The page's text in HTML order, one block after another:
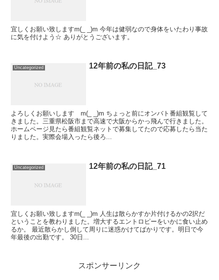
宜しくお願い致しますm(_ _)m 今年は健弱なので身体をいたわり事故
に気を付けよう☆ ありがとうございます。
Uncategorized 12年前の私の日記_73
よろしくお願いします m(_ _)m ちょっと前にオンバト番組観覧して
きました。三重県松阪市まで高速で大阪からかっ飛んで行きました。
ホームページ見たら番組観覧ネットで募集してたので応募したら当た
りました。実際会場入ったら後ろ...
Uncategorized 12年前の私の日記_71
宜しくお願い致しますm(_ _)m 人生は散らかすか片付けるかの2択だ
ということを教わりました。増大するエントロピーをいかに食い止め
るか。 最近散らかし倒して周りに迷惑かけてばかりです。明日で今
年最後の出勤です。 30日...
スポンサーリンク